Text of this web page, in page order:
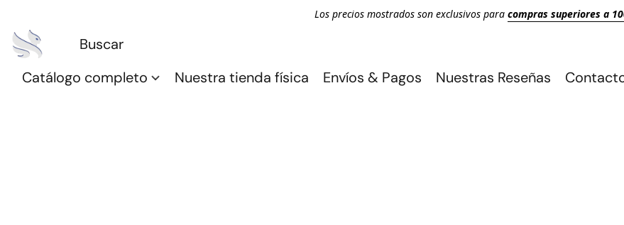
Los precios mostrados son exclusivos para compras superiores a
Catálogo completo Nuestra tienda física Envíos & Pagos Nuestras Reseñas